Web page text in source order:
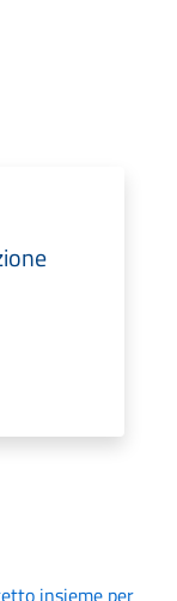
insieme per